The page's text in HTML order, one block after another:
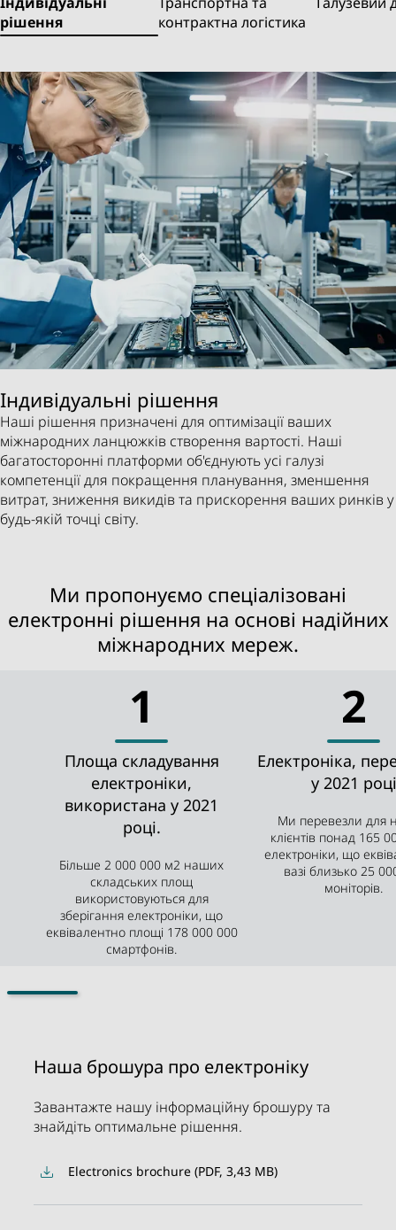
рішення
контрактна логістика
Індивідуальні рішення
Наші рішення призначені для оптимізації ваших
міжнародних ланцюжків створення вартості. Наші
багатосторонні платформи об'єднують усі галузі
компетенції для покращення планування, зменшення
витрат, зниження викидів та прискорення ваших ринків у
будь-якій точці світу.
Ми пропонуємо спеціалізовані
електронні рішення на основі надійних
міжнародних мереж.
1
Площа складування
електроніки,
використана у 2021
році.
Більше 2 000 000 м2 наших
складських площ
використовуються для
зберігання електроніки, що
еквівалентно площі 178 000 000
смартфонів.
2
Електроніка,
у 2021 році
Ми перевезли для
клієнтів понад 165
електроніки, що
вазі близько 25
моніторів.
Наша брошура про електроніку
Завантажте нашу інформаційну брошуру та
знайдіть оптимальне рішення.
Electronics brochure (PDF, 3,43 MB)